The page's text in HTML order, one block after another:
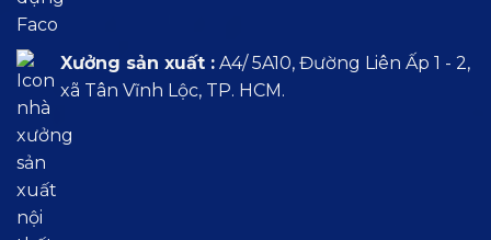
Xưởng sản xuất : A4/ 5A10, Đường Liên Ấp 1 - 2,
xã Tân Vĩnh Lộc, TP. HCM.